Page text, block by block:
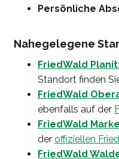
Persönliche
Nahegelegene
FriedWald
Standort finden
FriedWald
ebenfalls auf der
FriedWald
der offiziellen
FriedWald